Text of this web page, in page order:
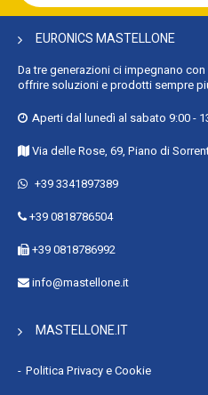
Newsletter:
EURONICS MASTELLONE
Da tre generazioni ci impegnano
offrire soluzioni e prodotti sempre
Aperti dal lunedì al sabato 9:00 -
Via delle Rose, 69, Piano di
+39 3341897389
+39 0818786504
+39 0818786992
info@mastellone.it
MASTELLONE.IT
Politica Privacy e Cookie